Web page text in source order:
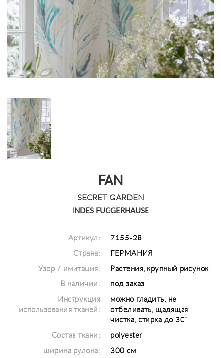
FAN
SECRET GARDEN
INDES FUGGERHAUSE
Артикул: 7155-28
Страна: ГЕРМАНИЯ
Узор / имитация: Растения, крупный рисунок
В наличии: под заказ
Инструкция
использования тканей:
можно гладить, не
отбеливать, щадящая
чистка, стирка до 30*
Состав ткани: polyester
ширина рулона: 300 см